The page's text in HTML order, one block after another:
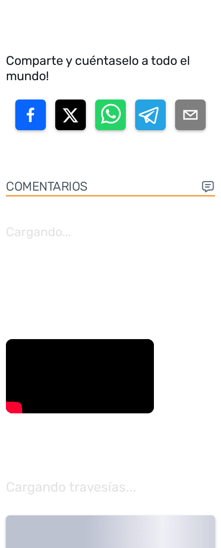
Comparte y cuéntaselo a todo el
mundo!
COMENTARIOS
Cargando...
Cargando travesías...